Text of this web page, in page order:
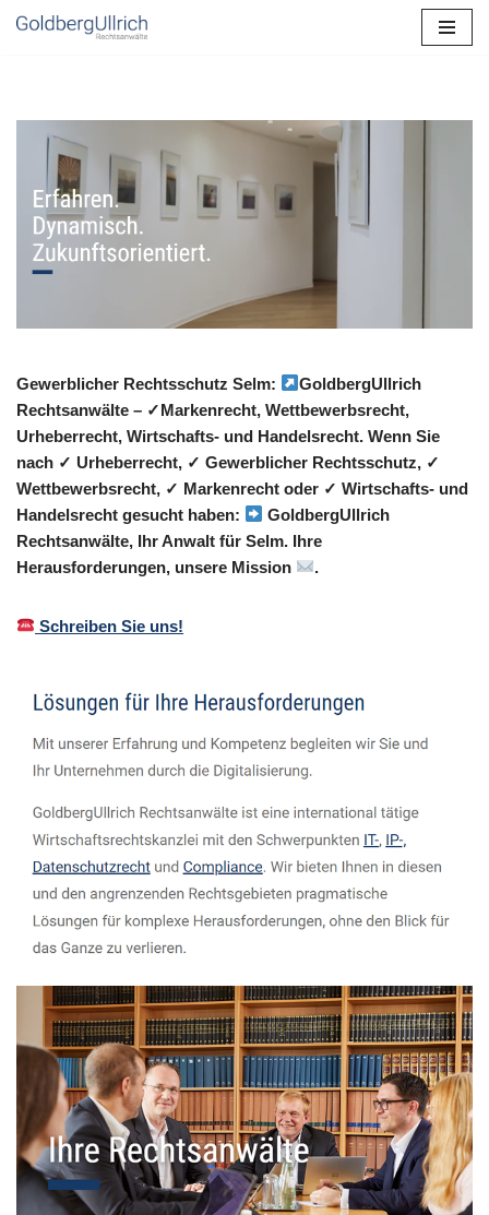
Gewerblicher Rechtsschutz Selm:
GoldbergUllrich
Rechtsanwälte – ✓Markenrecht, Wettbewerbsrecht,
Urheberrecht, Wirtschafts- und Handelsrecht. Wenn Sie
nach ✓ Urheberrecht, ✓ Gewerblicher Rechtsschutz, ✓
Wettbewerbsrecht, ✓ Markenrecht oder ✓ Wirtschafts- und
Handelsrecht gesucht haben:
GoldbergUllrich
Rechtsanwälte, Ihr Anwalt für Selm. Ihre
Herausforderungen, unsere Mission
.
Schreiben Sie uns!